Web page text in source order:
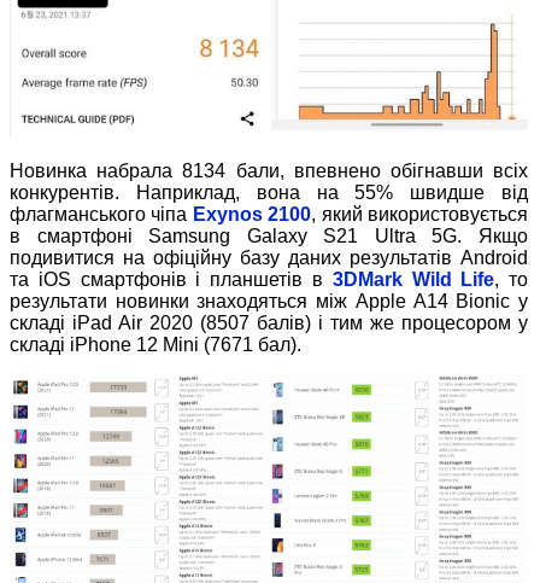
Новинка набрала 8134 бали, впевнено обігнавши всіх
конкурентів. Наприклад, вона на 55% швидше від
флагманського чіпа Exynos 2100, який використовується
в смартфоні Samsung Galaxy S21 Ultra 5G. Якщо
подивитися на офіційну базу даних результатів Android
та iOS смартфонів і планшетів в 3DMark Wild Life, то
результати новинки знаходяться між Apple A14 Bionic у
складі iPad Air 2020 (8507 балів) і тим же процесором у
складі iPhone 12 Mini (7671 бал).